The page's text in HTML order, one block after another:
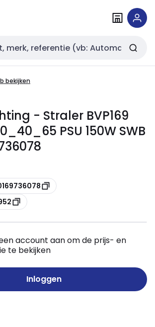
bekijken
- Straler BVP169
PSU 150W SWB
account aan om de prijs- en
te bekijken
Inloggen